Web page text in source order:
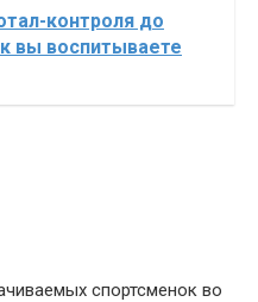
контроля до
вы воспитываете
спортсменок во